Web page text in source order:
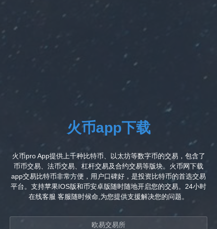
火币app下载
火币pro App提供上千种比特币、以太坊等数字币的交易，包含了
币币交易、法币交易、杠杆交易及合约交易等版块。火币网下载
app交易比特币非常方便，用户口碑好，是投资比特币的首选交易
平台。支持苹果IOS版和币安卓版随时随地开启您的交易。24小时
在线客服 客服随时候命,为您提供支援解决您的问题。
欧易交易所